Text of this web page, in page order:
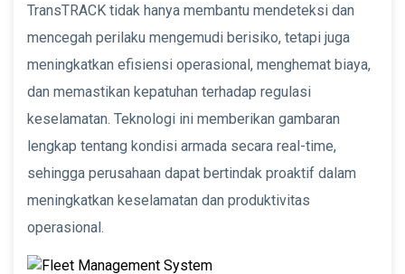
TransTRACK tidak hanya membantu mendeteksi dan
mencegah perilaku mengemudi berisiko, tetapi juga
meningkatkan efisiensi operasional, menghemat biaya,
dan memastikan kepatuhan terhadap regulasi
keselamatan. Teknologi ini memberikan gambaran
lengkap tentang kondisi armada secara real-time,
sehingga perusahaan dapat bertindak proaktif dalam
meningkatkan keselamatan dan produktivitas
operasional.